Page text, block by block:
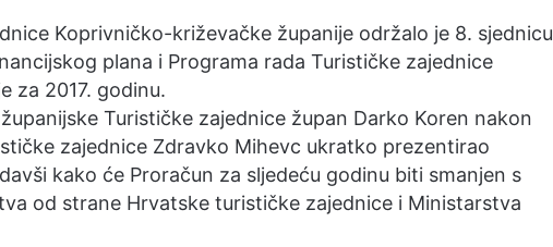
Koprivničko-križevačke županije održalo je 8. sjednicu
plana i Programa rada Turističke zajednice
za 2017. godinu.
Turističke zajednice župan Darko Koren nakon
zajednice Zdravko Mihevc ukratko prezentirao
kako će Proračun za sljedeću godinu biti smanjen s
od strane Hrvatske turističke zajednice i Ministarstva